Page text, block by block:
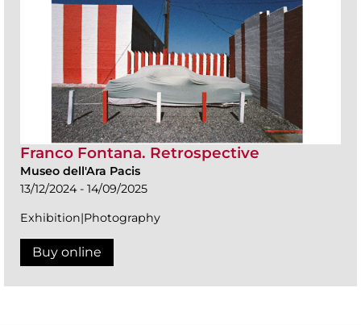
Franco Fontana. Retrospective
Museo dell'Ara Pacis
13/12/2024 - 14/09/2025
Exhibition|Photography
Buy online